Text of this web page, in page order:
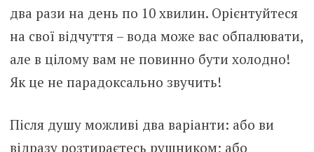
два рази на день по 10 хвилин. Орієнтуйтеся
на свої відчуття – вода може вас обпалювати,
але в цілому вам не повинно бути холодно!
Як це не парадоксально звучить!
Після душу можливі два варіанти: або ви
відразу розтираєтесь рушником; або